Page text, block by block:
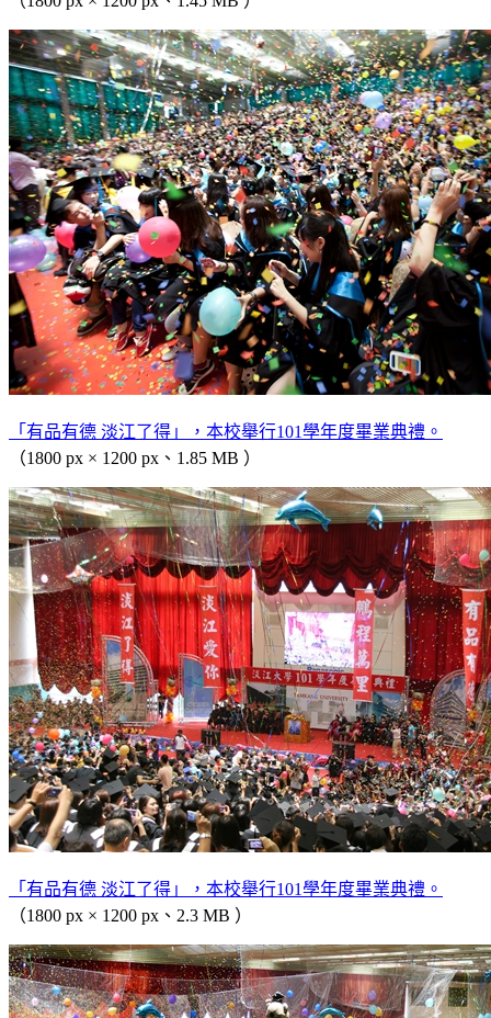
「有品有德 淡江了得」，本校舉行101學年度畢業典禮。
（1800 px × 1200 px、1.85 MB ）
「有品有德 淡江了得」，本校舉行101學年度畢業典禮。
（1800 px × 1200 px、2.3 MB ）